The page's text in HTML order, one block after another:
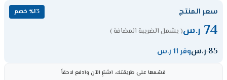
سعر المنتج ٪13 خصم
74 ر.س( يشمل الضريبة المضافة )
85ر.سوفر 11 ر.س
قسّمها على طريقتك، اشترِ الآن وادفع لاحقاً